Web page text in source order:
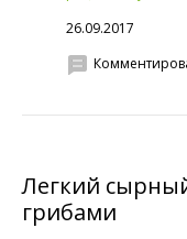
26.09.2017
Легкий
грибами